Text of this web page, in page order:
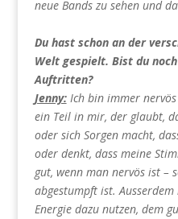
neue Bands zu sehen und
Du hast schon an der
Welt gespielt. Bist du
Auftritten?
Jenny:Ich bin immer
ein Teil in mir, der glaubt,
oder sich Sorgen macht,
oder denkt, dass meine
gut, wenn man nervös ist –
abgestumpft ist.
Energie dazu nutzen, dem